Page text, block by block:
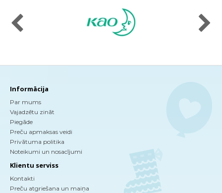
Informācija
Par mums
Vajadzētu zināt
Piegāde
Preču apmaksas veidi
Privātuma politika
Noteikumi un nosacījumi
Klientu serviss
Kontakti
Preču atgriešana un maiņa